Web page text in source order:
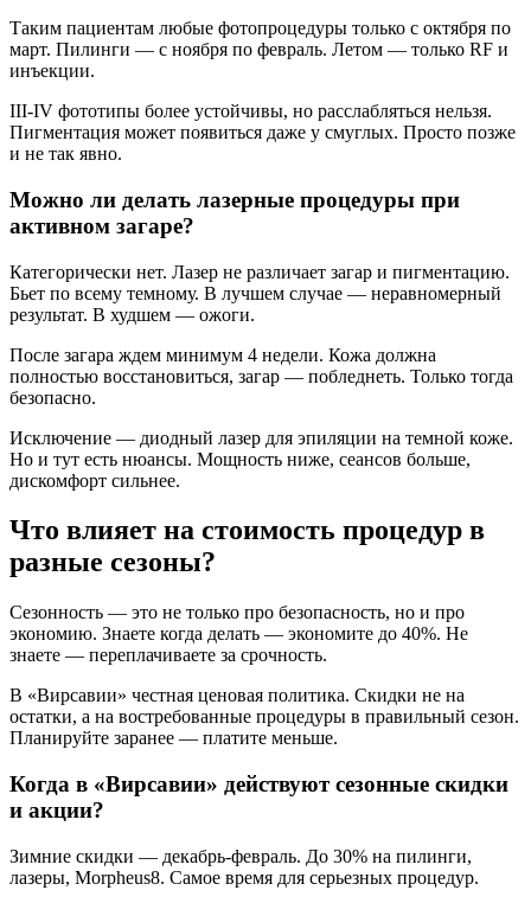
Таким пациентам любые фотопроцедуры только с октября по
март. Пилинги — с ноября по февраль. Летом — только RF и
инъекции.
III-IV фототипы более устойчивы, но расслабляться нельзя.
Пигментация может появиться даже у смуглых. Просто позже
и не так явно.
Можно ли делать лазерные процедуры при
активном загаре?
Категорически нет. Лазер не различает загар и пигментацию.
Бьет по всему темному. В лучшем случае — неравномерный
результат. В худшем — ожоги.
После загара ждем минимум 4 недели. Кожа должна
полностью восстановиться, загар — побледнеть. Только тогда
безопасно.
Исключение — диодный лазер для эпиляции на темной коже.
Но и тут есть нюансы. Мощность ниже, сеансов больше,
дискомфорт сильнее.
Что влияет на стоимость процедур в
разные сезоны?
Сезонность — это не только про безопасность, но и про
экономию. Знаете когда делать — экономите до 40%. Не
знаете — переплачиваете за срочность.
В «Вирсавии» честная ценовая политика. Скидки не на
остатки, а на востребованные процедуры в правильный сезон.
Планируйте заранее — платите меньше.
Когда в «Вирсавии» действуют сезонные скидки
и акции?
Зимние скидки — декабрь-февраль. До 30% на пилинги,
лазеры, Morpheus8. Самое время для серьезных процедур.